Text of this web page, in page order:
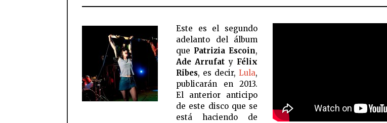
Este es el segundo
adelanto del álbum
que Patrizia Escoin,
Ade Arrufat y Félix
Ribes, es decir, Lula,
publicarán en 2013.
El anterior anticipo
de este disco que se
está haciendo de